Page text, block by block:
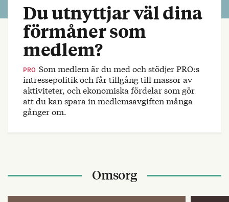
Du utnyttjar väl dina
förmåner som
medlem?
PRO Som medlem är du med och stödjer PRO:s
intressepolitik och får tillgång till massor av
aktiviteter, och ekonomiska fördelar som gör
att du kan spara in medlemsavgiften många
gånger om.
Omsorg